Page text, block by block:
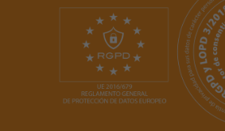
MÁS INFORMACIÓN